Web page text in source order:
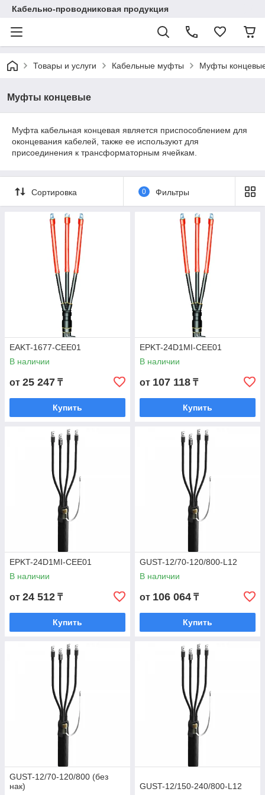
Кабельно-проводниковая продукция
Товары и услуги Кабельные муфты Муфты
Муфты концевые
Муфта кабельная концевая является приспособлением для
оконцевания кабелей, также ее используют для
присоединения к трансформаторным ячейкам.
Сортировка 0 Фильтры
EAKT-1677-CEE01
В наличии
от 25 247 ₸
Купить
EPKT-24D1MI-CEE01
В наличии
от 107 118 ₸
Купить
EPKT-24D1MI-CEE01
В наличии
от 24 512 ₸
Купить
GUST-12/70-120/800-L12
В наличии
от 106 064 ₸
Купить
GUST-12/70-120/800 (без
нак)
GUST-12/150-240/800-L12